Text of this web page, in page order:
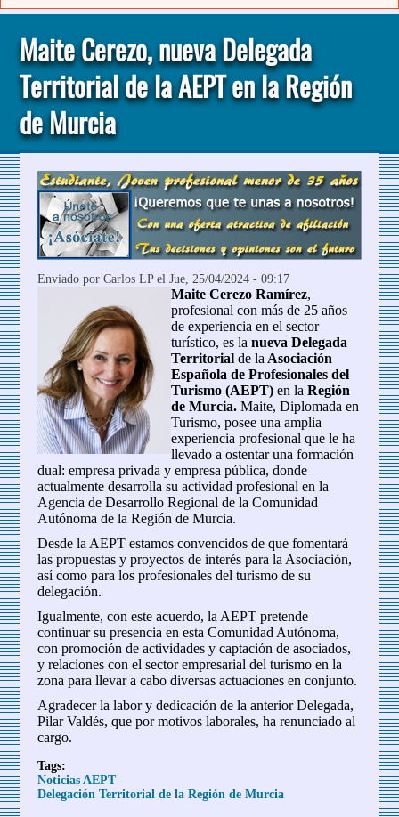
Maite Cerezo, nueva Delegada
Territorial de la AEPT en la Región
de Murcia
Enviado porCarlos LPel Jue, 25/04/2024 - 09:17
Maite Cerezo Ramírez,
profesional con más de 25 años
de experiencia en el sector
turístico, es la nueva Delegada
Territorialde la Asociación
Española de Profesionales del
Turismo (AEPT)en la Región
de Murcia. Maite, Diplomada en
Turismo, posee una amplia
experiencia profesional que le ha
llevado a ostentar una formación
dual: empresa privada y empresa pública, donde
actualmente desarrolla su actividad profesional en la
Agencia de Desarrollo Regional de la Comunidad
Autónoma de la Región de Murcia.
Desde la AEPT estamos convencidos de que fomentará
las propuestas y proyectos de interés para la Asociación,
así como para los profesionales del turismo de su
delegación.
Igualmente, con este acuerdo, la AEPT pretende
continuar su presencia en esta Comunidad Autónoma,
con promoción de actividades y captación de asociados,
y relaciones con el sector empresarial del turismo en la
zona para llevar a cabo diversas actuaciones en conjunto.
Agradecer la labor y dedicación de la anterior Delegada,
Pilar Valdés, que por motivos laborales, ha renunciado al
cargo.
Tags:
Noticias AEPT
Delegación Territorial de la Región de Murcia